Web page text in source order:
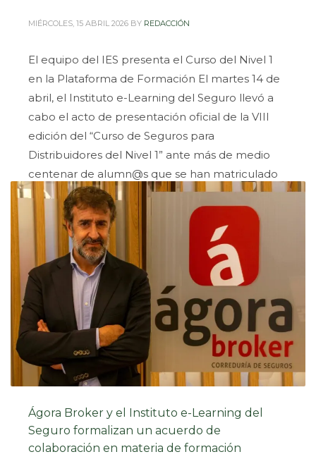
MIÉRCOLES, 15 ABRIL 2026 BY REDACCIÓN
El equipo del IES presenta el Curso del Nivel 1
en la Plataforma de Formación El martes 14 de
abril, el Instituto e-Learning del Seguro llevó a
cabo el acto de presentación oficial de la VIII
edición del “Curso de Seguros para
Distribuidores del Nivel 1” ante más de medio
centenar de alumn@s que se han matriculado
en esta
PUBLISHED IN NOTICIAS
TAGGED UNDER: #ABRIL2026 #IES,
#INSTITUTOELEARNINDELSEGURO
Ágora Broker y el Instituto e-Learning del
Seguro formalizan un acuerdo de
colaboración en materia de formación